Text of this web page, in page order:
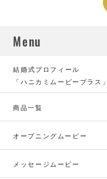
Menu
結婚式プロフィール
「ハニカミムービープラス
商品一覧
オープニングムービー
メッセージムービー